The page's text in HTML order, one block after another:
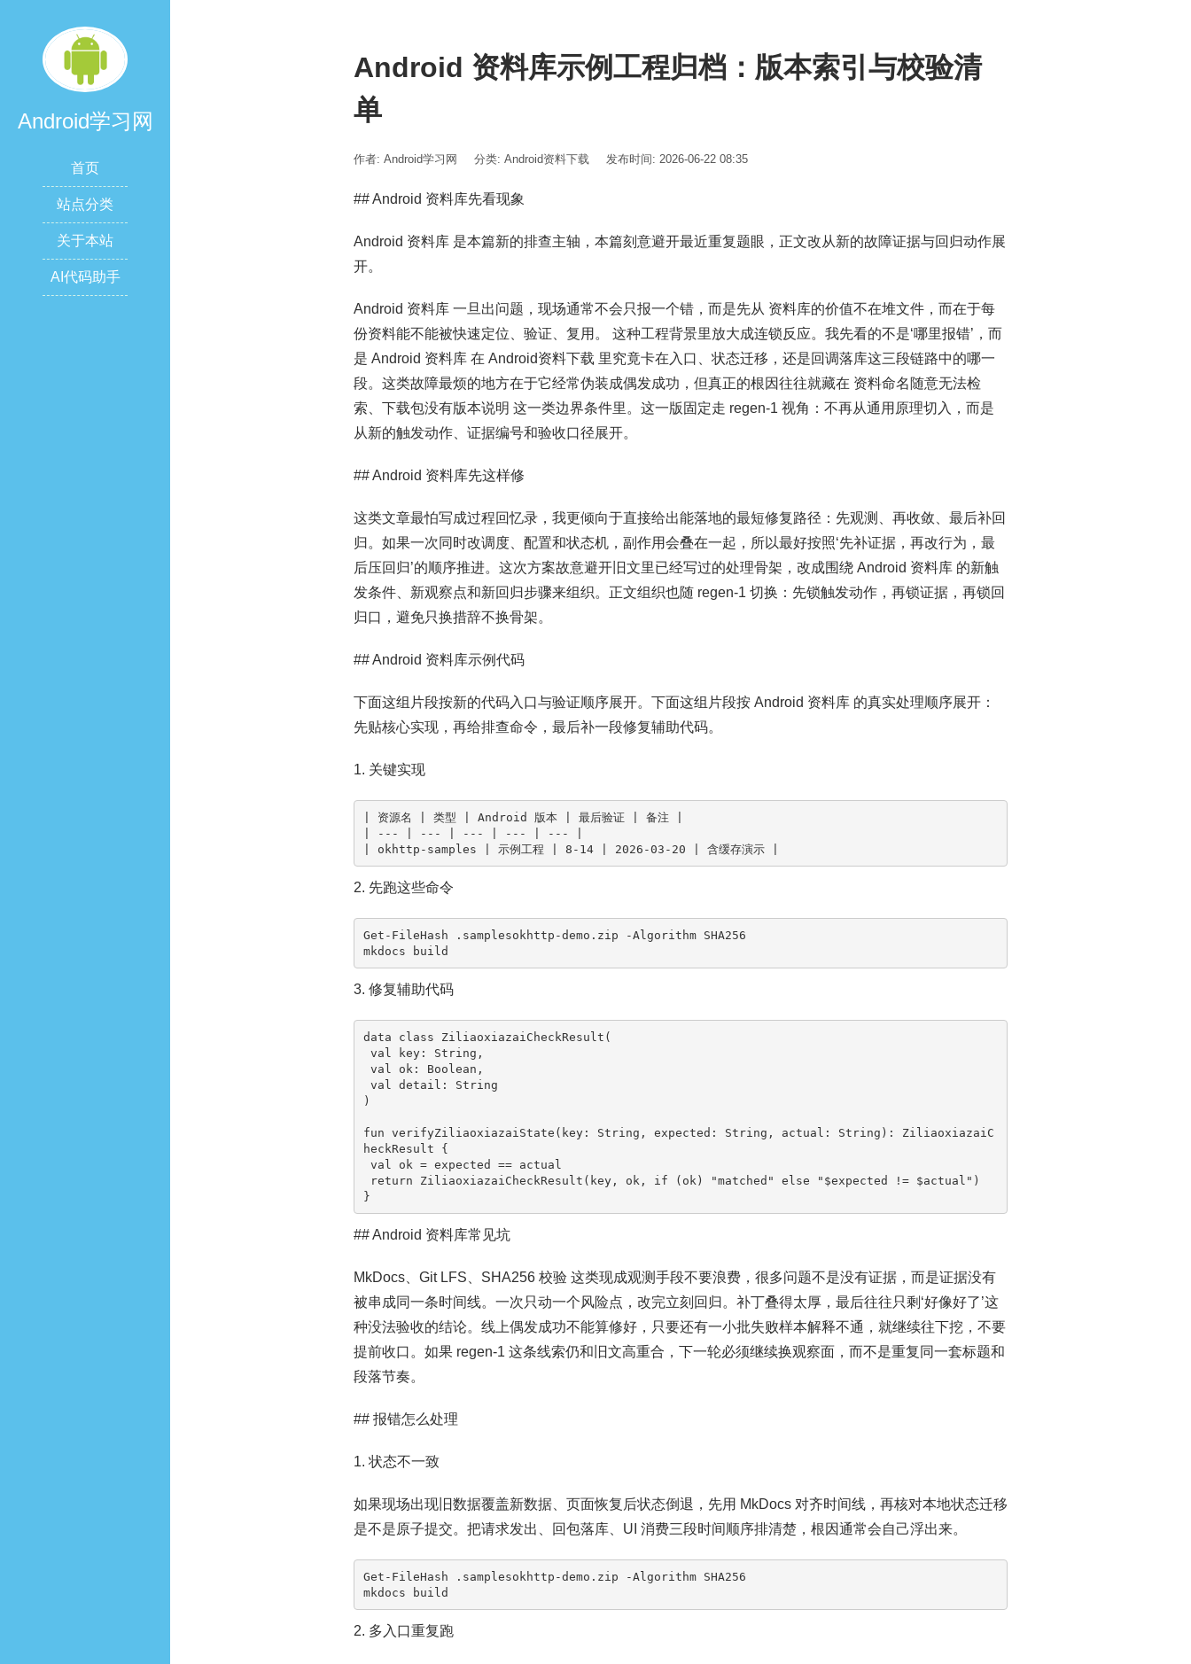
Android学习网
首页
站点分类
关于本站
AI代码助手
Android 资料库示例工程归档：版本索引与校验清
单
作者: Android学习网 分类: Android资料下载 发布时间: 2026-06-22 08:35
## Android 资料库先看现象
Android 资料库 是本篇新的排查主轴，本篇刻意避开最近重复题眼，正文改从新的故障证据与回归动作展
开。
Android 资料库 一旦出问题，现场通常不会只报一个错，而是先从 资料库的价值不在堆文件，而在于每
份资料能不能被快速定位、验证、复用。 这种工程背景里放大成连锁反应。我先看的不是‘哪里报错’，而
是 Android 资料库 在 Android资料下载 里究竟卡在入口、状态迁移，还是回调落库这三段链路中的哪一
段。这类故障最烦的地方在于它经常伪装成偶发成功，但真正的根因往往就藏在 资料命名随意无法检
索、下载包没有版本说明 这一类边界条件里。这一版固定走 regen-1 视角：不再从通用原理切入，而是
从新的触发动作、证据编号和验收口径展开。
## Android 资料库先这样修
这类文章最怕写成过程回忆录，我更倾向于直接给出能落地的最短修复路径：先观测、再收敛、最后补回
归。如果一次同时改调度、配置和状态机，副作用会叠在一起，所以最好按照‘先补证据，再改行为，最
后压回归’的顺序推进。这次方案故意避开旧文里已经写过的处理骨架，改成围绕 Android 资料库 的新触
发条件、新观察点和新回归步骤来组织。正文组织也随 regen-1 切换：先锁触发动作，再锁证据，再锁回
归口，避免只换措辞不换骨架。
## Android 资料库示例代码
下面这组片段按新的代码入口与验证顺序展开。下面这组片段按 Android 资料库 的真实处理顺序展开：
先贴核心实现，再给排查命令，最后补一段修复辅助代码。
1. 关键实现
| 资源名 | 类型 | Android 版本 | 最后验证 | 备注 |
| --- | --- | --- | --- | --- |
| okhttp-samples | 示例工程 | 8-14 | 2026-03-20 | 含缓存演示 |
2. 先跑这些命令
Get-FileHash .samplesokhttp-demo.zip -Algorithm SHA256
mkdocs build
3. 修复辅助代码
data class ZiliaoxiazaiCheckResult(
)
fun verifyZiliaoxiazaiState(key: String, expected: String, actual: String): ZiliaoxiazaiC
heckResult {
}
## Android 资料库常见坑
MkDocs、Git LFS、SHA256 校验 这类现成观测手段不要浪费，很多问题不是没有证据，而是证据没有
被串成同一条时间线。一次只动一个风险点，改完立刻回归。补丁叠得太厚，最后往往只剩‘好像好了’这
种没法验收的结论。线上偶发成功不能算修好，只要还有一小批失败样本解释不通，就继续往下挖，不要
提前收口。如果 regen-1 这条线索仍和旧文高重合，下一轮必须继续换观察面，而不是重复同一套标题和
段落节奏。
## 报错怎么处理
1. 状态不一致
如果现场出现旧数据覆盖新数据、页面恢复后状态倒退，先用 MkDocs 对齐时间线，再核对本地状态迁移
是不是原子提交。把请求发出、回包落库、UI 消费三段时间顺序排清楚，根因通常会自己浮出来。
Get-FileHash .samplesokhttp-demo.zip -Algorithm SHA256
mkdocs build
2. 多入口重复跑